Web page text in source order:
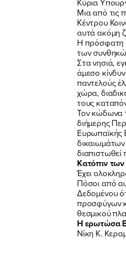
Μια από τις
Κέντρου
αυτά ακόμη
Η πρόσφατη
των
Στα νησιά,
άμεσο
παντελούς
χώρα,
τους
Τον κώδωνα
διήμερης
Ευρωπαϊκής
δικαιωμάτων
διαπιστωθεί
Κατόπιν
Έχει
Πόσοι από
Δεδομένου
προσφύγων
θεσμικού
Η ερωτώσα
Νίκη Κ.